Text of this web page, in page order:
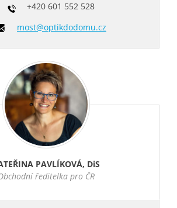
+420 601 552 528
most@optikdodomu.cz
PAVLÍKOVÁ, DiS
ředitelka pro ČR